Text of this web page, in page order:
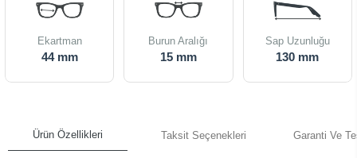
Ekartman
44 mm
Burun Aralığı
15 mm
Sap Uzunluğu
130 mm
Ürün Özellikleri Taksit Seçenekleri Garanti Ve